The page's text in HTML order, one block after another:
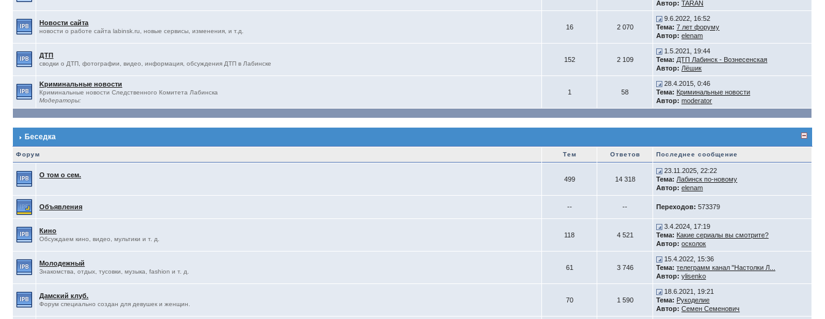
Автор: TARAN
Новости сайта
новости о работе сайта labinsk.ru, новые сервисы, изменения, и т.д.
16 2 070
9.6.2022, 16:52
Тема: 7 лет форуму
Автор: elenam
ДТП
сводки о ДТП, фотографии, видео, информация, обсуждения ДТП в Лабинске
152 2 109
1.5.2021, 19:44
Тема: ДТП Лабинск - Вознесенская
Автор: Лёшик
Kриминальные новости
Криминальные новости Следственного Комитета Лабинска
Модераторы:
1 58
28.4.2015, 0:46
Тема: Криминальные новости
Автор: moderator
Беседка
Форум Тем Ответов Последнее сообщение
О том о сем.
499 14 318
23.11.2025, 22:22
Тема: Лабинск по-новому
Автор: elenam
Объявления -- -- Переходов: 573379
Кино
Обсуждаем кино, видео, мультики и т. д.
118 4 521
3.4.2024, 17:19
Тема: Какие сериалы вы смотрите?
Автор: осколок
Молодежный
Знакомства, отдых, тусовки, музыка, fashion и т. д.
61 3 746
15.4.2022, 15:36
Тема: телеграмм канал "Настолки Л...
Автор: ylisenko
Дамский клуб.
Форум специально создан для девушек и женщин.
70 1 590
18.6.2021, 19:21
Тема: Рукоделие
Автор: Семен Семенович